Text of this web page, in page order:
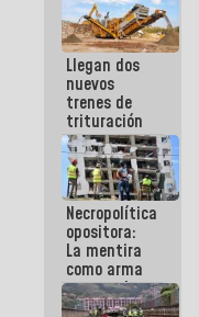
que escribes
porque lo
que haces
es
embarrarla
Llegan dos
nuevos
trenes de
trituración
para
optimizar
manejo de
escombros
en La Guaira
Necropolítica
opositora:
La mentira
como arma
contra el
Pueblo